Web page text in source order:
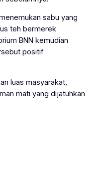
sabu yang
teh bermerek
BNN kemudian
positif
luas masyarakat,
mati yang dijatuhkan